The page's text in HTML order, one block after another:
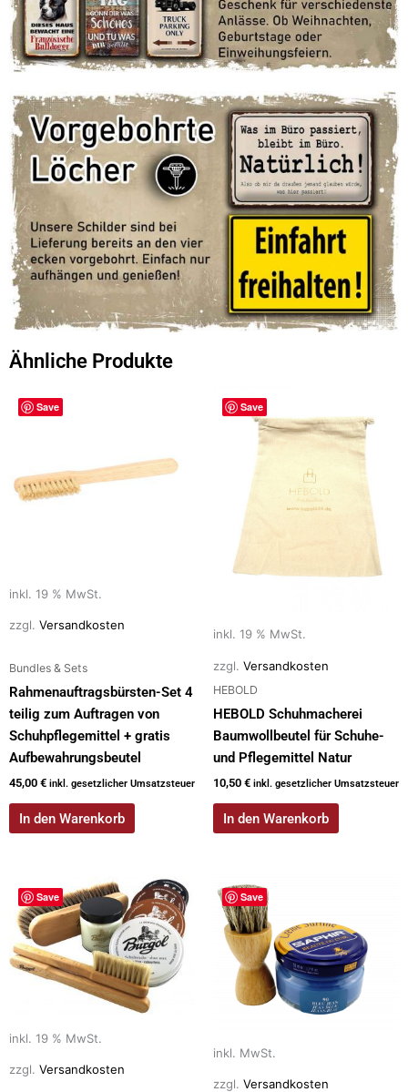
Ähnliche Produkte
Save
inkl. 19 % MwSt.
zzgl. Versandkosten
Bundles & Sets
Rahmenauftragsbürsten-Set 4
teilig zum Auftragen von
Schuhpflegemittel + gratis
Aufbewahrungsbeutel
45,00 € inkl. gesetzlicher Umsatzsteuer
In den Warenkorb
Save
inkl. 19 % MwSt.
zzgl. Versandkosten
HEBOLD
HEBOLD Schuhmacherei
Baumwollbeutel für Schuhe-
und Pflegemittel Natur
10,50 € inkl. gesetzlicher Umsatzsteuer
In den Warenkorb
Save
inkl. 19 % MwSt.
zzgl. Versandkosten
Save
inkl. MwSt.
zzgl. Versandkosten
Dieses
Produkt
weist
mehrere
Varianten
können
auf